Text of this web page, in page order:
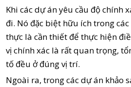
Khi các dự án yêu cầu độ chính
đi. Nó đặc biệt hữu ích trong
thực là cần thiết để thực hiện
vị chính xác là rất quan trọng,
tố đều ở đúng vị trí.
Ngoài ra, trong các dự án khảo